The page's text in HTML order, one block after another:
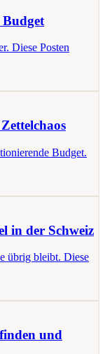
Diese Posten
Budget.
in der Schweiz
übrig bleibt. Diese
und